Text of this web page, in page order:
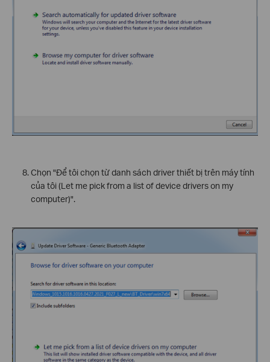
Chọn "Để tôi chọn từ danh sách driver thiết bị trên máy tính
của tôi (Let me pick from a list of device drivers on my
computer)".